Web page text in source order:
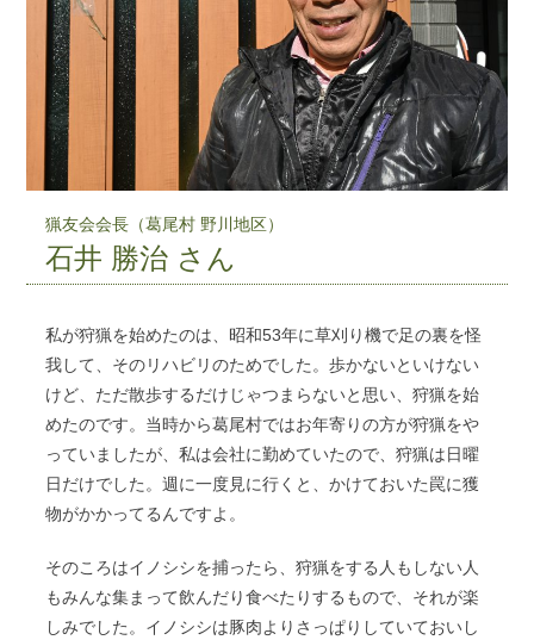
猟友会会長（葛尾村 野川地区）
石井 勝治 さん
私が狩猟を始めたのは、昭和53年に草刈り機で足の裏を怪
我して、そのリハビリのためでした。歩かないといけない
けど、ただ散歩するだけじゃつまらないと思い、狩猟を始
めたのです。当時から葛尾村ではお年寄りの方が狩猟をや
っていましたが、私は会社に勤めていたので、狩猟は日曜
日だけでした。週に一度見に行くと、かけておいた罠に獲
物がかかってるんですよ。
そのころはイノシシを捕ったら、狩猟をする人もしない人
もみんな集まって飲んだり食べたりするもので、それが楽
しみでした。イノシシは豚肉よりさっぱりしていておいし